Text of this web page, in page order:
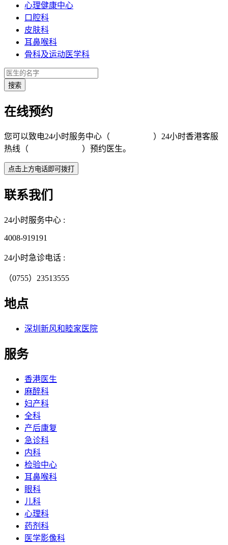
心理健康中心
口腔科
皮肤科
耳鼻喉科
骨科及运动医学科
在线预约
您可以致电24小时服务中心（
）24小时香港客服
热线（
）预约医生。
联系我们
24小时服务中心 :
4008-919191
24小时急诊电话 :
（0755）23513555
地点
深圳新风和睦家医院
服务
香港医生
麻醉科
妇产科
全科
产后康复
急诊科
内科
检验中心
耳鼻喉科
眼科
儿科
心理科
药剂科
医学影像科